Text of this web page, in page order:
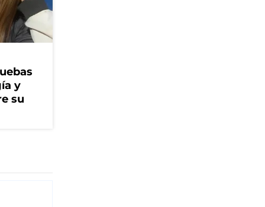
y
su